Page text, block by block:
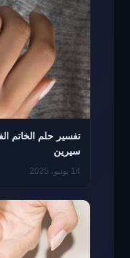
تفسير حلم الخاتم
سيرين
14 يونيو، 2025